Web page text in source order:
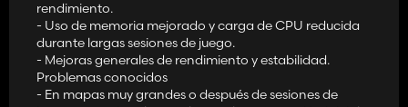
rendimiento.
- Uso de memoria mejorado y carga de CPU reducida
durante largas sesiones de juego.
- Mejoras generales de rendimiento y estabilidad.
Problemas conocidos
- En mapas muy grandes o después de sesiones de